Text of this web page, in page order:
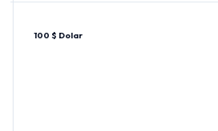
100 $ Dolar